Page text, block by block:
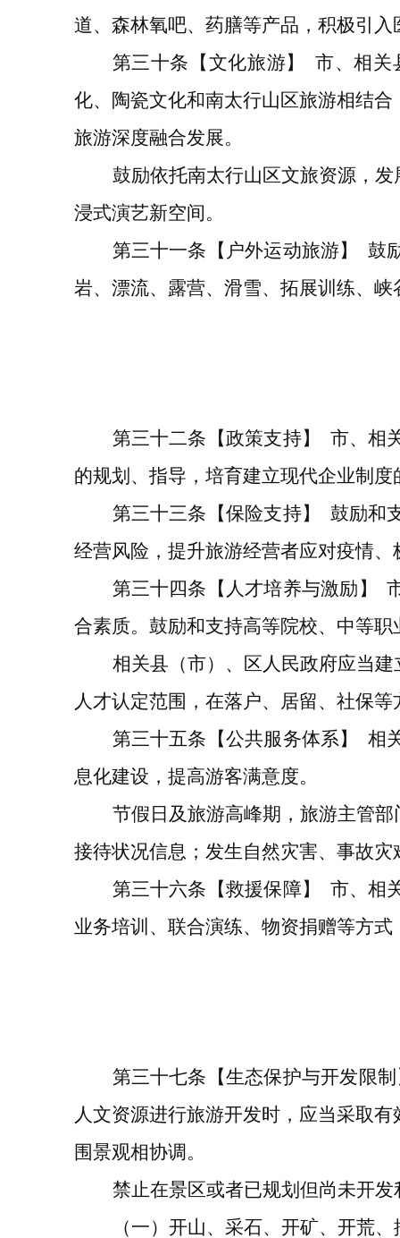
道、森林氧吧、药膳等产品，积极引
第三十条 【文化旅游】
市、相关
化、 陶瓷文化和南太行山区旅游相结
旅游深度融合发展。
鼓励依托南太行山区文旅资源，
浸式演艺新空间。
第三十一条【 户外运动旅游】
鼓
岩、漂流、露营、滑雪、拓展训练、
第三十二条 【政策支持】
市、相
的规划、指导，培育建立现代企业制度
第三十三条 【保险支持】
鼓励和
经营风险，提升旅游经营者应对疫情
第三十四条 【人才培养与激励】
合素质。 鼓励和支持高等院校、中等
相关县（市）、区人民政府应当建
人才认定范围，在落户、居留、社保
第三十五条 【公共服务体系】
相
息化建设，提高游客满意度。
节假日及旅游高峰期， 旅游主管部
接待状况信息； 发生自然灾害、事故
第三十六条 【救援保障】
市、相
业务培训、联合演练、物资捐赠等方
第三十七条 【生态保护与开发限
人文资源进行旅游开发时，应当采取
围景观相协调 。
禁止在景区或者已规划但尚未开
（一）开山、采石、开矿、开荒、